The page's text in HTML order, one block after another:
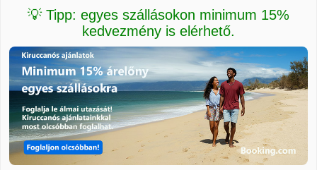
💡 Tipp: egyes szállásokon minimum 15%
kedvezmény is elérhető.